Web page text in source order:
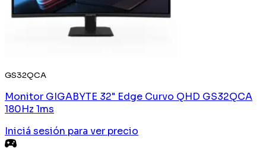
GS32QCA
Monitor GIGABYTE 32" Edge Curvo QHD GS32QCA
180Hz 1ms
Iniciá sesión para ver precio